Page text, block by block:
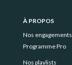
À PROPOS
Nos engagements
Programme Pro
Nos playlists